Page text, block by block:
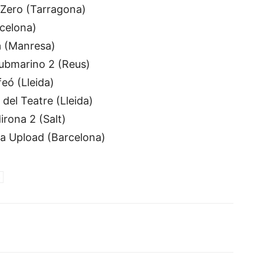
(Tarragona)
(Manresa)
2 (Reus)
(Lleida)
Teatre (Lleida)
2 (Salt)
Upload (Barcelona)